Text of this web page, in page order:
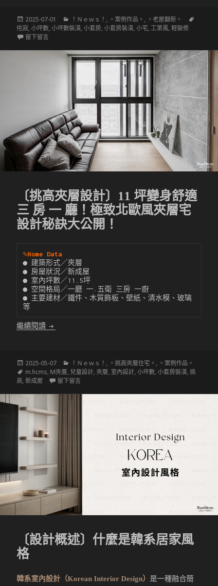
發
佈
於
2025-07-01
分
類
！Ｎｅｗｓ！ , 。案例作品。 , 。老屋翻新。
侘寂,小坪數,小坪數裝潢,小套房,小套房裝潢,小宅,工業風,輕裝修
留下留言在 〔小坪數設計〕日系工業的生活美學
〔挑高夾層設計〕11 坪變身舒適
三 房 一 廳！極致北歐風夾層宅
設計秘訣大公開！
✎Home Data
● 建築形式／夾層
● 房屋狀況／新成屋
● 室內坪數／11.5坪
● 空間格局／一廳 一.五衛 三房 一廚
● 主要建材／鐵件、木質飾板、壁紙、清水模、玻璃
等
繼續閱讀 〔挑高夾層設計〕11 坪變身舒適 三 房 一 廳！極致
發
佈
於
2025-05-07
分
類
！Ｎｅｗｓ！ , 。挑高夾層住宅。 , 。案例作品。
標
籤
m.hcms, M夾層, 兒童設計,夾層, 室內設計,小坪數,小套房裝潢,挑
高,新成屋 留下留言在 〔挑高夾層設計〕11 坪變身舒適 三 房 一 廳！極
〔設計概述〕什麼是韓系居家風
格
韓系室內設計（Korean Interior Design） 是一種融合簡